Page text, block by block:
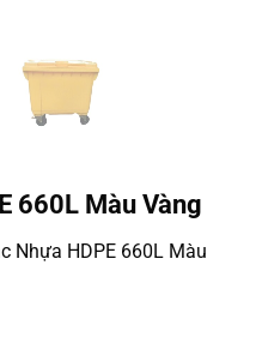
660L Màu Vàng
Nhựa HDPE 660L Màu